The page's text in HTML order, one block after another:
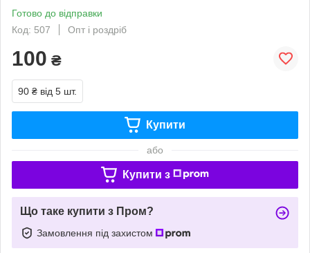
Готово до відправки
Код: 507
Опт і роздріб
100 ₴
90 ₴ від 5 шт.
Купити
або
Купити з
Що таке купити з Пром?
Замовлення під захистом